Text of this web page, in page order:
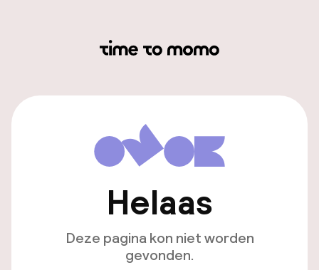
Helaas
Deze pagina kon niet worden
gevonden.